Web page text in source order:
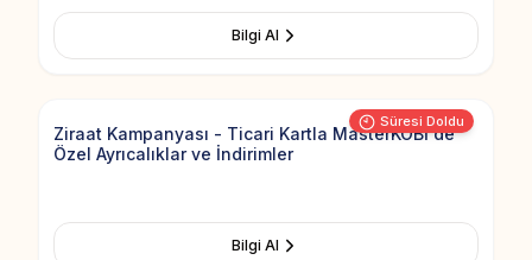
Bilgi Al
Süresi Doldu
Add to
Ziraat Kampanyası - Ticari Kartla MasterKOBİ'de
Özel Ayrıcalıklar ve İndirimler
Bilgi Al